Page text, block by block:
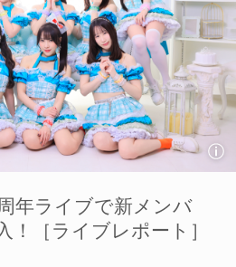
年ライブで新メンバ
！［ライブレポート］